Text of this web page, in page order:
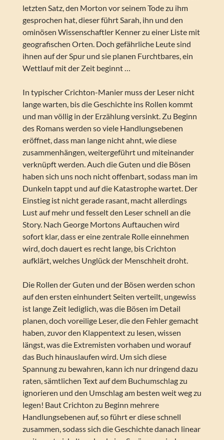
letzten Satz, den Morton vor seinem Tode zu ihm
gesprochen hat, dieser führt Sarah, ihn und den
ominösen Wissenschaftler Kenner zu einer Liste mit
geografischen Orten. Doch gefährliche Leute sind
ihnen auf der Spur und sie planen Furchtbares, ein
Wettlauf mit der Zeit beginnt …
In typischer Crichton-Manier muss der Leser nicht
lange warten, bis die Geschichte ins Rollen kommt
und man völlig in der Erzählung versinkt. Zu Beginn
des Romans werden so viele Handlungsebenen
eröffnet, dass man lange nicht ahnt, wie diese
zusammenhängen, weitergeführt und miteinander
verknüpft werden. Auch die Guten und die Bösen
haben sich uns noch nicht offenbart, sodass man im
Dunkeln tappt und auf die Katastrophe wartet. Der
Einstieg ist nicht gerade rasant, macht allerdings
Lust auf mehr und fesselt den Leser schnell an die
Story. Nach George Mortons Auftauchen wird
sofort klar, dass er eine zentrale Rolle einnehmen
wird, doch dauert es recht lange, bis Crichton
aufklärt, welches Unglück der Menschheit droht.
Die Rollen der Guten und der Bösen werden schon
auf den ersten einhundert Seiten verteilt, ungewiss
ist lange Zeit lediglich, was die Bösen im Detail
planen, doch voreilige Leser, die den Fehler gemacht
haben, zuvor den Klappentext zu lesen, wissen
längst, was die Extremisten vorhaben und worauf
das Buch hinauslaufen wird. Um sich diese
Spannung zu bewahren, kann ich nur dringend dazu
raten, sämtlichen Text auf dem Buchumschlag zu
ignorieren und den Umschlag am besten weit weg zu
legen! Baut Crichton zu Beginn mehrere
Handlungsebenen auf, so führt er diese schnell
zusammen, sodass sich die Geschichte danach linear